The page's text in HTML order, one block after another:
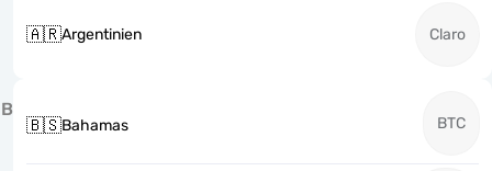
🇦🇷Argentinien Claro
B
🇧🇸Bahamas BTC